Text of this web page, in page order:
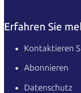
Erfahren Sie
Kontaktieren
Abonnieren
Datenschutz